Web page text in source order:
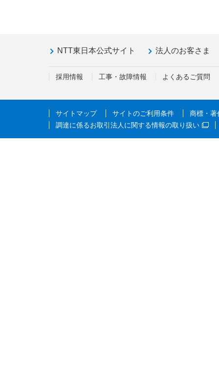
NTT東日本公式サイト 法人のお客さま
採用情報 工事・故障情報 よくあるご質問
サイトマップ サイトのご利用条件
商標・著
調達に係るお取引法人に関する情報の取り扱い